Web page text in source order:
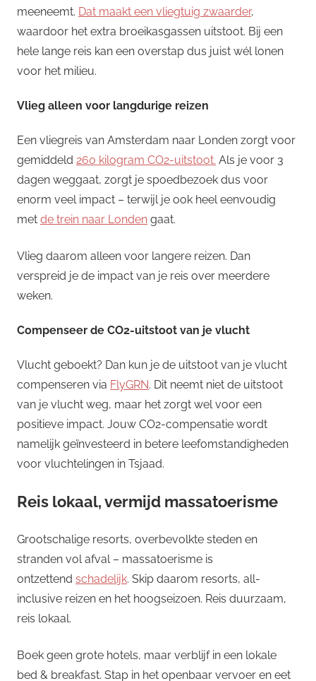
meeneemt. Dat maakt een vliegtuig zwaarder,
waardoor het extra broeikasgassen uitstoot. Bij een
hele lange reis kan een overstap dus juist wél lonen
voor het milieu.
Vlieg alleen voor langdurige reizen
Een vliegreis van Amsterdam naar Londen zorgt voor
gemiddeld 260 kilogram CO2-uitstoot. Als je voor 3
dagen weggaat, zorgt je spoedbezoek dus voor
enorm veel impact – terwijl je ook heel eenvoudig
met de trein naar Londen gaat.
Vlieg daarom alleen voor langere reizen. Dan
verspreid je de impact van je reis over meerdere
weken.
Compenseer de CO2-uitstoot van je vlucht
Vlucht geboekt? Dan kun je de uitstoot van je vlucht
compenseren via FlyGRN. Dit neemt niet de uitstoot
van je vlucht weg, maar het zorgt wel voor een
positieve impact. Jouw CO2-compensatie wordt
namelijk geïnvesteerd in betere leefomstandigheden
voor vluchtelingen in Tsjaad.
Reis lokaal, vermijd massatoerisme
Grootschalige resorts, overbevolkte steden en
stranden vol afval – massatoerisme is
ontzettend schadelijk. Skip daarom resorts, all-
inclusive reizen en het hoogseizoen. Reis duurzaam,
reis lokaal.
Boek geen grote hotels, maar verblijf in een lokale
bed & breakfast. Stap in het openbaar vervoer en eet